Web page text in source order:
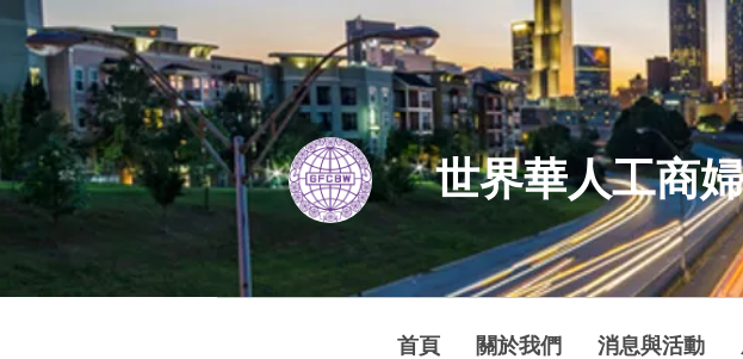
世界華人工商
首頁 關於我們 消息與活動